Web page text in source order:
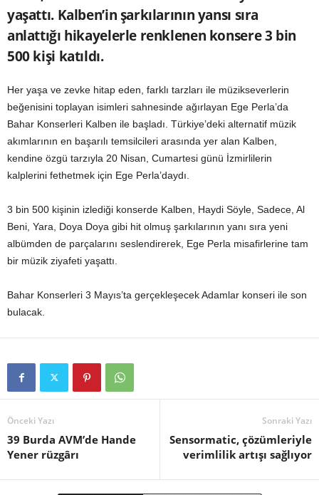
yaşattı. Kalben’in şarkılarının yansı sıra
anlattığı hikayelerle renklenen konsere 3 bin
500 kişi katıldı.
Her yaşa ve zevke hitap eden, farklı tarzları ile müzikseverlerin
beğenisini toplayan isimleri sahnesinde ağırlayan Ege Perla’da
Bahar Konserleri Kalben ile başladı. Türkiye’deki alternatif müzik
akımlarının en başarılı temsilcileri arasında yer alan Kalben,
kendine özgü tarzıyla 20 Nisan, Cumartesi günü İzmirlilerin
kalplerini fethetmek için Ege Perla’daydı.
3 bin 500 kişinin izlediği konserde Kalben, Haydi Söyle, Sadece, Al
Beni, Yara, Doya Doya gibi hit olmuş şarkılarının yanı sıra yeni
albümden de parçalarını seslendirerek, Ege Perla misafirlerine tam
bir müzik ziyafeti yaşattı.
Bahar Konserleri 3 Mayıs’ta gerçekleşecek Adamlar konseri ile son
bulacak.
Önceki Yazı
39 Burda AVM’de Hande
Yener rüzgârı
Sonraki Yazı
Sensormatic, çözümleriyle
verimlilik artışı sağlıyor